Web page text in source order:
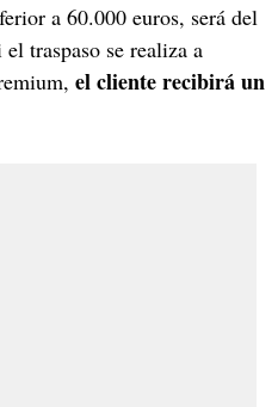
a 60.000 euros, será del
traspaso se realiza a
el cliente recibirá un